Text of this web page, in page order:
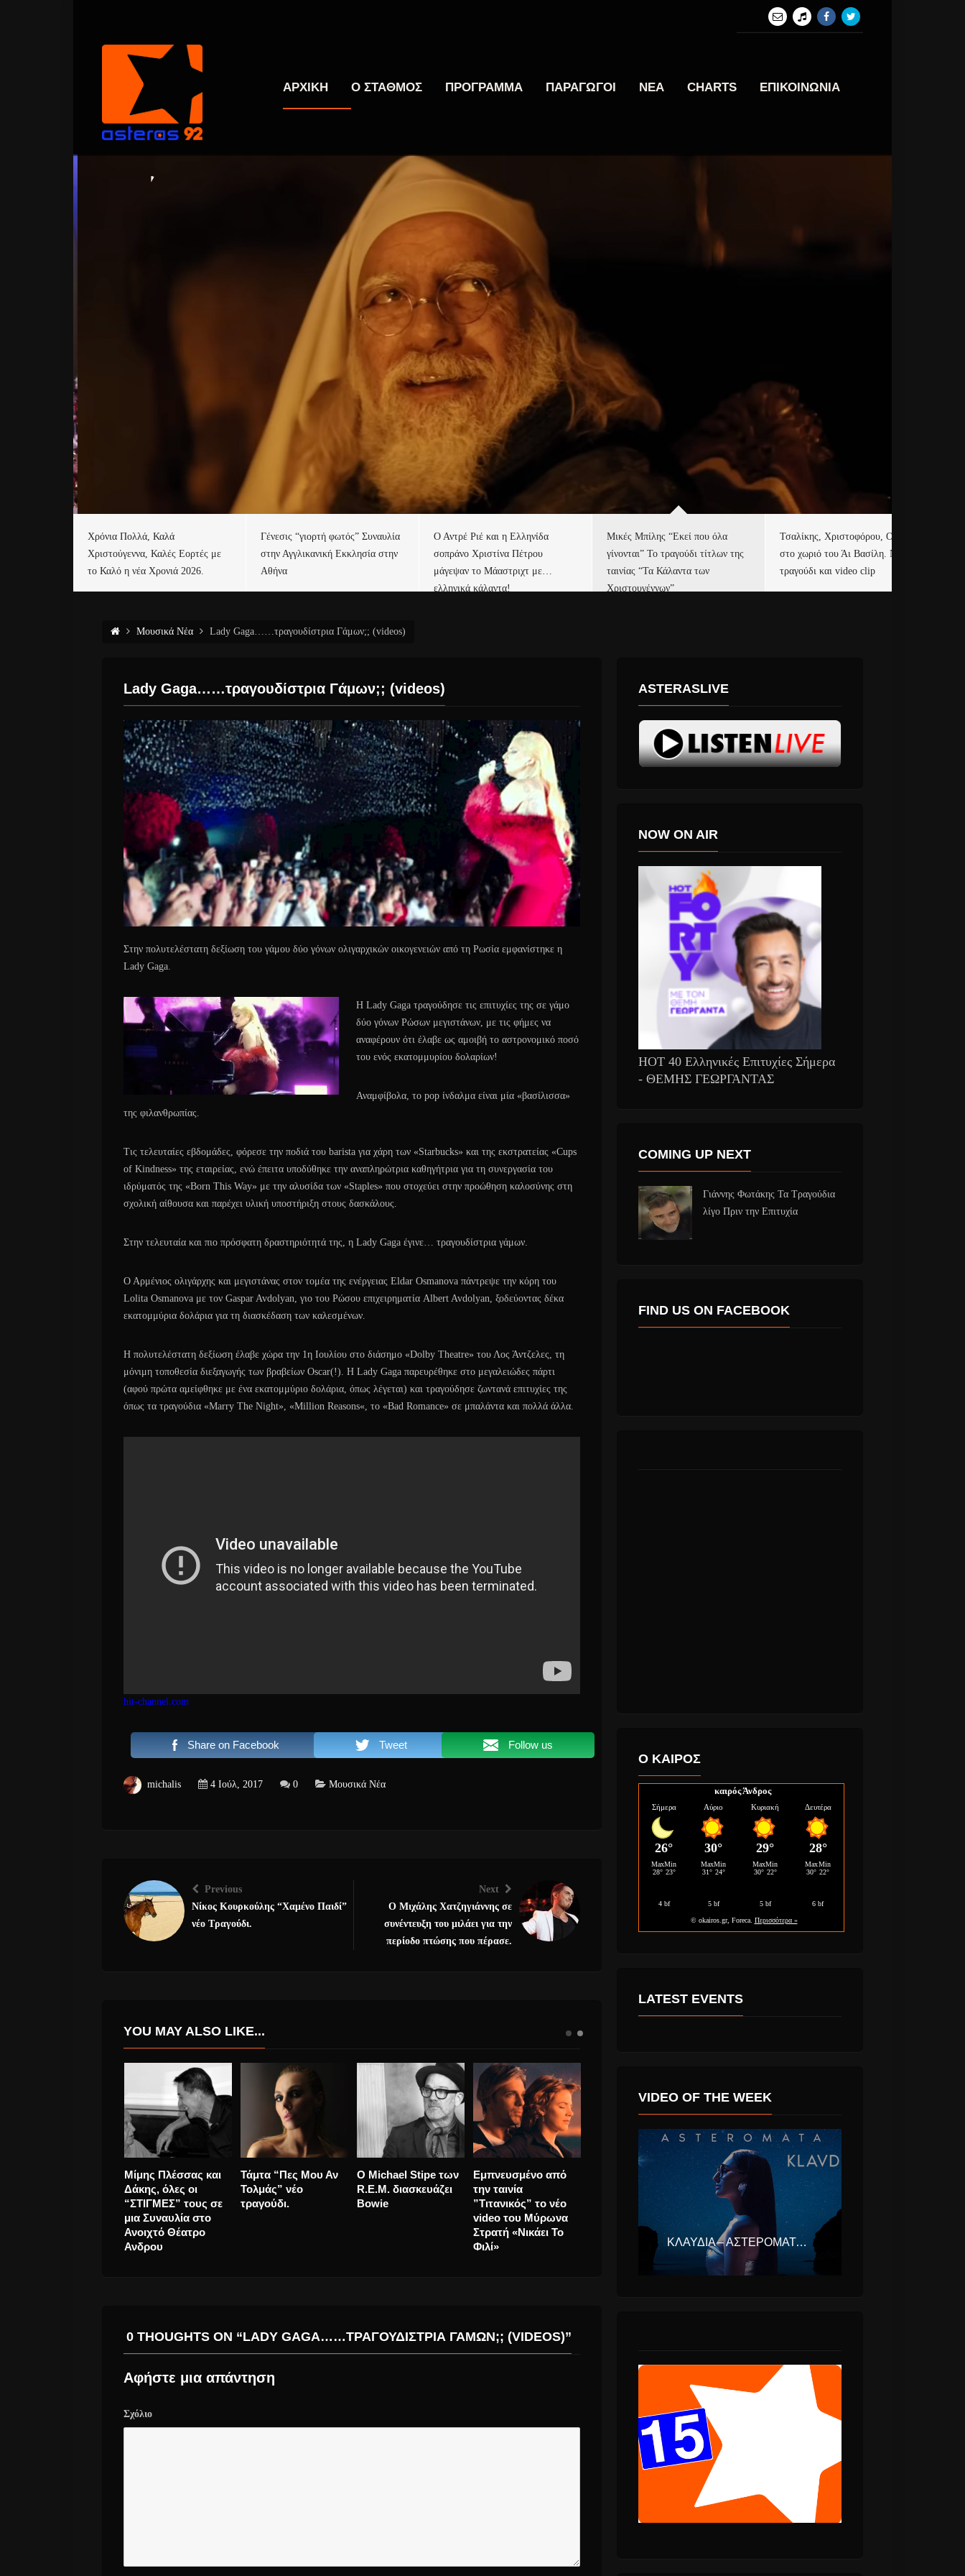
ΑΡΧΙΚΗ Ο ΣΤΑΘΜΟΣ ΠΡΟΓΡΑΜΜΑ ΠΑΡΑΓΩΓΟΙ ΝΕΑ CHARTS ΕΠΙΚΟΙΝΩΝΙΑ
Χρόνια Πολλά, Καλά
Χριστούγεννα, Καλές Εορτές με
το Καλό η νέα Χρονιά 2026.
Γένεσις “γιορτή φωτός” Συναυλία
στην Αγγλικανική Εκκλησία στην
Αθήνα
Ο Αντρέ Ριέ και η Ελληνίδα
σοπράνο Χριστίνα Πέτρου
μάγεψαν το Μάαστριχτ με…
ελληνικά κάλαντα!
Μικές Μπίλης “Εκεί που όλα
γίνονται” Το τραγούδι τίτλων της
ταινίας “Τα Κάλαντα των
Χριστουγέννων”
Τσαλίκης, Χριστοφόρου, ONE
στο χωριό του Άι Βασίλη. Νέο
τραγούδι και video clip
Μουσικά Νέα Lady Gaga……τραγουδίστρια Γάμων;; (videos)
Lady Gaga……τραγουδίστρια Γάμων;; (videos)
Στην πολυτελέστατη δεξίωση του γάμου δύο γόνων ολιγαρχικών οικογενειών από τη Ρωσία εμφανίστηκε η
Lady Gaga.
Η Lady Gaga τραγούδησε τις επιτυχίες της σε γάμο
δύο γόνων Ρώσων μεγιστάνων, με τις φήμες να
αναφέρουν ότι έλαβε ως αμοιβή το αστρονομικό ποσό
του ενός εκατομμυρίου δολαρίων!
Αναμφίβολα, το pop ίνδαλμα είναι μία «βασίλισσα»
της φιλανθρωπίας.
Τις τελευταίες εβδομάδες, φόρεσε την ποδιά του barista για χάρη των «Starbucks» και της εκστρατείας «Cups
of Kindness» της εταιρείας, ενώ έπειτα υποδύθηκε την αναπληρώτρια καθηγήτρια για τη συνεργασία του
ιδρύματός της «Born This Way» με την αλυσίδα των «Staples» που στοχεύει στην προώθηση καλοσύνης στη
σχολική αίθουσα και παρέχει υλική υποστήριξη στους δασκάλους.
Στην τελευταία και πιο πρόσφατη δραστηριότητά της, η Lady Gaga έγινε… τραγουδίστρια γάμων.
Ο Αρμένιος ολιγάρχης και μεγιστάνας στον τομέα της ενέργειας Eldar Osmanova πάντρεψε την κόρη του
Lolita Osmanova με τον Gaspar Avdolyan, γιο του Ρώσου επιχειρηματία Albert Avdolyan, ξοδεύοντας δέκα
εκατομμύρια δολάρια για τη διασκέδαση των καλεσμένων.
Η πολυτελέστατη δεξίωση έλαβε χώρα την 1η Ιουλίου στο διάσημο «Dolby Theatre» του Λος Άντζελες, τη
μόνιμη τοποθεσία διεξαγωγής των βραβείων Oscar(!). Η Lady Gaga παρευρέθηκε στο μεγαλειώδες πάρτι
(αφού πρώτα αμείφθηκε με ένα εκατομμύριο δολάρια, όπως λέγεται) και τραγούδησε ζωντανά επιτυχίες της
όπως τα τραγούδια «Marry The Night», «Million Reasons«, το «Bad Romance» σε μπαλάντα και πολλά άλλα.
hit-channel.com
Share on Facebook Tweet Follow us
michalis 4 Ιούλ, 2017 0 Μουσικά Νέα
Previous
Νίκος Κουρκούλης “Χαμένο Παιδί”
νέο Τραγούδι.
Next
Ο Μιχάλης Χατζηγιάννης σε
συνέντευξη του μιλάει για την
περίοδο πτώσης που πέρασε.
YOU MAY ALSO LIKE...
Ανέκδοτα τραγούδια
των Nirvana στο
διαδίκτυο.
Kylie Minogue
“Golden” νέο
videoClip
Μίμης Πλέσσας και
Δάκης, όλες οι
“ΣΤΙΓΜΕΣ” τους σε
Τάμτα “Πες Μου Αν
Τολμάς” νέο
τραγούδι.
Εμπνευσμένο από
την ταινία
”Τιτανικός” το νέο
video του Μύρωνα
Στρατή «Νικάει Το
Φιλί»
0 THOUGHTS ON “LADY GAGA……ΤΡΑΓΟΥΔΊΣΤΡΙΑ ΓΆΜΩΝ;; (VIDEOS)”
Αφήστε μια απάντηση
Σχόλιο
ASTERASLIVE
NOW ON AIR
HOT 40 Ελληνικές Επιτυχίες Σήμερα
- ΘΕΜΗΣ ΓΕΩΡΓΑΝΤΑΣ
COMING UP NEXT
Γιάννης Φωτάκης Τα Τραγούδια
λίγο Πριν την Επιτυχία
FIND US ON FACEBOOK
Ο ΚΑΙΡΟΣ
καιρός Άνδρος
LATEST EVENTS
VIDEO OF THE WEEK
ΚΛΑΥΔΊΑ – ΑΣΤΕΡΟΜΆΤΑ (EUROVISION ΕΛΛΆΔΑ 2025)